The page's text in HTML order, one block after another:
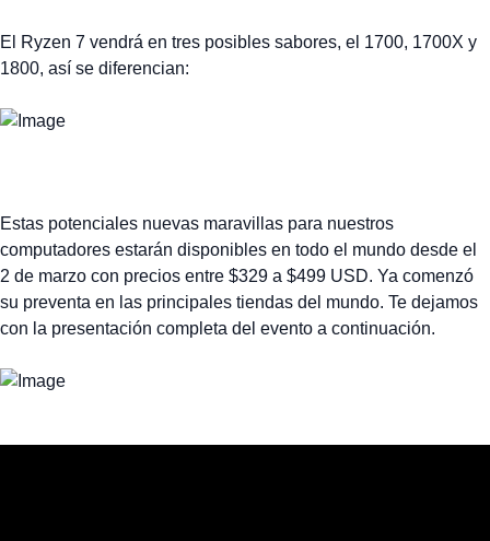
El Ryzen 7 vendrá en tres posibles sabores, el 1700, 1700X y
1800, así se diferencian:
Estas potenciales nuevas maravillas para nuestros
computadores estarán disponibles en todo el mundo desde el
2 de marzo con precios entre $329 a $499 USD. Ya comenzó
su preventa en las principales tiendas del mundo. Te dejamos
con la presentación completa del evento a continuación.